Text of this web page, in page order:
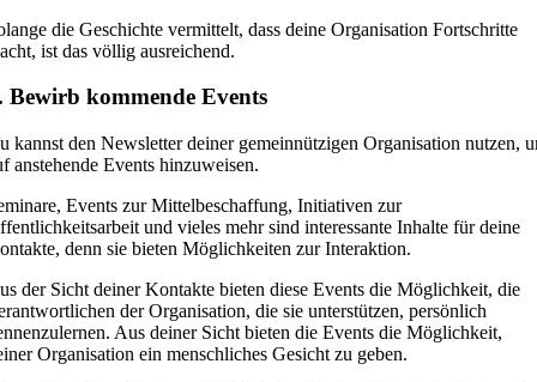
die Geschichte vermittelt, dass deine Organisation Fortschritte
ist das völlig ausreichend.
Bewirb kommende Events
kannst den Newsletter deiner gemeinnützigen Organisation nutzen,
anstehende Events hinzuweisen.
Events zur Mittelbeschaffung, Initiativen zur
und vieles mehr sind interessante Inhalte für deine
denn sie bieten Möglichkeiten zur Interaktion.
der Sicht deiner Kontakte bieten diese Events die Möglichkeit, die
der Organisation, die sie unterstützen, persönlich
Aus deiner Sicht bieten die Events die Möglichkeit,
Organisation ein menschliches Gesicht zu geben.